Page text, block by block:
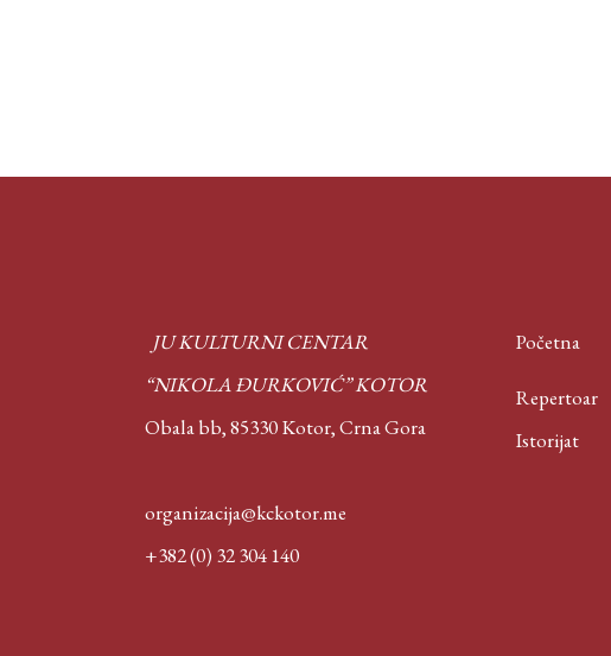
JU KULTURNI CENTAR
“NIKOLA ĐURKOVIĆ” KOTOR
Obala bb, 85330 Kotor,Crna Gora
organizacija@kckotor.me
+382 (0) 32 304 140
Početna
Repertoar
Istorijat